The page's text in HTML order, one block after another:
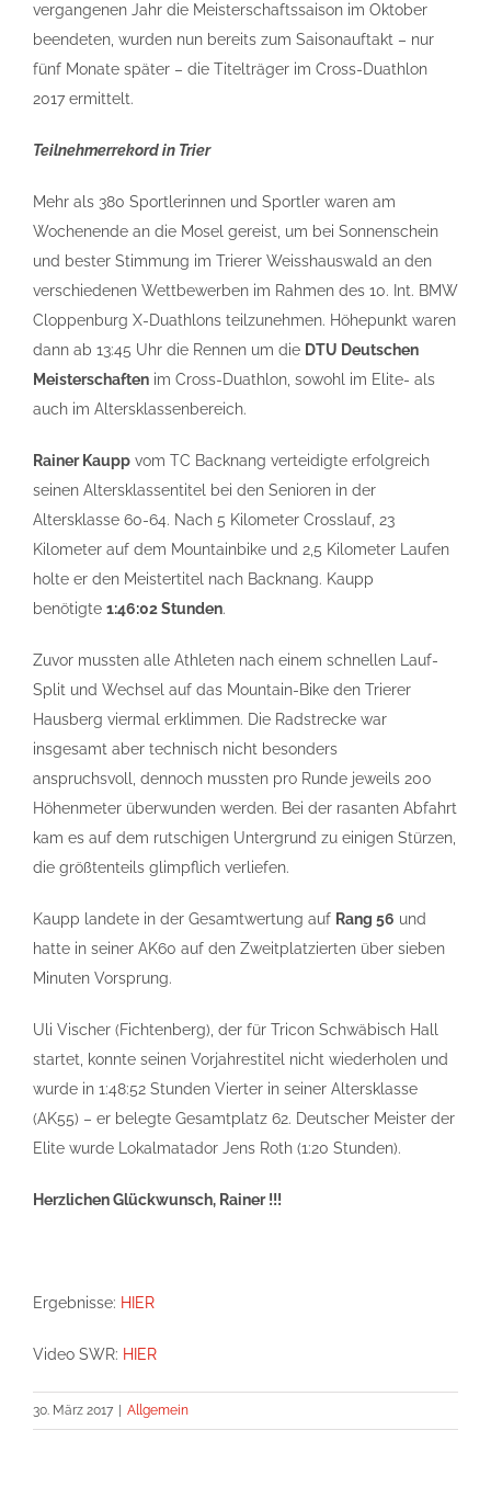
vergangenen Jahr die Meisterschaftssaison im Oktober
beendeten, wurden nun bereits zum Saisonauftakt – nur
fünf Monate später – die Titelträger im Cross-Duathlon
2017 ermittelt.
Teilnehmerrekord in Trier
Mehr als 380 Sportlerinnen und Sportler waren am
Wochenende an die Mosel gereist, um bei Sonnenschein
und bester Stimmung im Trierer Weisshauswald an den
verschiedenen Wettbewerben im Rahmen des 10. Int. BMW
Cloppenburg X-Duathlons teilzunehmen. Höhepunkt waren
dann ab 13:45 Uhr die Rennen um die DTU Deutschen
Meisterschaften im Cross-Duathlon, sowohl im Elite- als
auch im Altersklassenbereich.
Rainer Kaupp vom TC Backnang verteidigte erfolgreich
seinen Altersklassentitel bei den Senioren in der
Altersklasse 60-64. Nach 5 Kilometer Crosslauf, 23
Kilometer auf dem Mountainbike und 2,5 Kilometer Laufen
holte er den Meistertitel nach Backnang. Kaupp
benötigte 1:46:02 Stunden.
Zuvor mussten alle Athleten nach einem schnellen Lauf-
Split und Wechsel auf das Mountain-Bike den Trierer
Hausberg viermal erklimmen. Die Radstrecke war
insgesamt aber technisch nicht besonders
anspruchsvoll, dennoch mussten pro Runde jeweils 200
Höhenmeter überwunden werden. Bei der rasanten Abfahrt
kam es auf dem rutschigen Untergrund zu einigen Stürzen,
die größtenteils glimpflich verliefen.
Kaupp landete in der Gesamtwertung auf Rang 56 und
hatte in seiner AK60 auf den Zweitplatzierten über sieben
Minuten Vorsprung.
Uli Vischer (Fichtenberg), der für Tricon Schwäbisch Hall
startet, konnte seinen Vorjahrestitel nicht wiederholen und
wurde in 1:48:52 Stunden Vierter in seiner Altersklasse
(AK55) – er belegte Gesamtplatz 62. Deutscher Meister der
Elite wurde Lokalmatador Jens Roth (1:20 Stunden).
Herzlichen Glückwunsch, Rainer !!!
Ergebnisse: HIER
Video SWR: HIER
30. März 2017 Allgemein